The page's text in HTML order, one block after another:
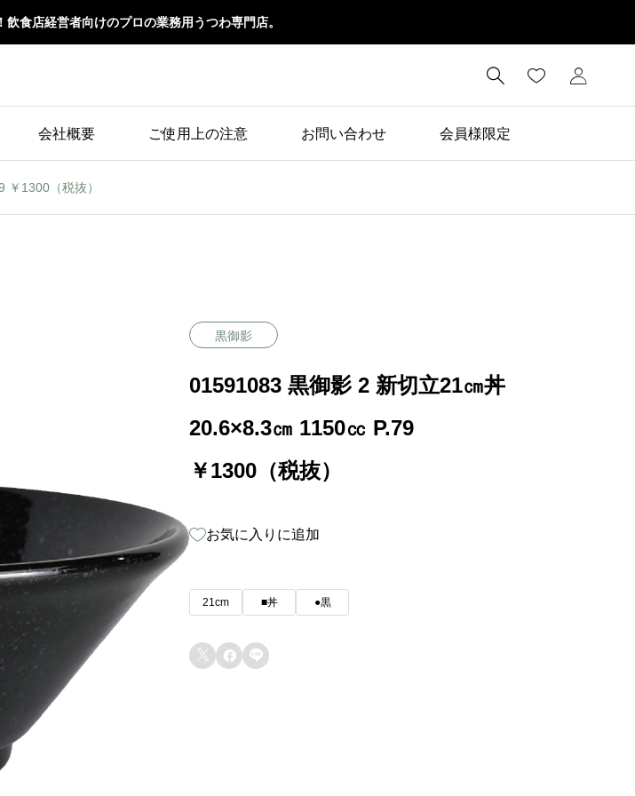
食店経営者向けのプロの業務用うつわ専門店。

会社概要 ご使用上の注意 お問い合わせ 会員様限定
1300（税抜）
黒御影
01591083 黒御影 2 新切立21㎝丼
20.6×8.3㎝ 1150㏄ P.79
￥1300（税抜）
お気に入りに追加
21cm ■丼 ●黒
  